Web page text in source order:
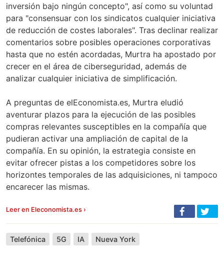
inversión bajo ningún concepto", así como su voluntad
para "consensuar con los sindicatos cualquier iniciativa
de reducción de costes laborales". Tras declinar realizar
comentarios sobre posibles operaciones corporativas
hasta que no estén acordadas, Murtra ha apostado por
crecer en el área de ciberseguridad, además de
analizar cualquier iniciativa de simplificación.
A preguntas de elEconomista.es, Murtra eludió
aventurar plazos para la ejecución de las posibles
compras relevantes susceptibles en la compañía que
pudieran activar una ampliación de capital de la
compañía. En su opinión, la estrategia consiste en
evitar ofrecer pistas a los competidores sobre los
horizontes temporales de las adquisiciones, ni tampoco
encarecer las mismas.
Leer en Eleconomista.es ›
Telefónica 5G IA Nueva York